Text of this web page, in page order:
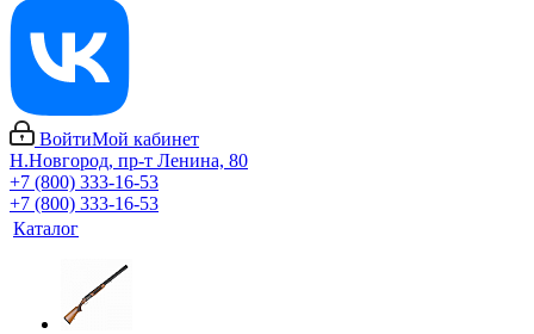
ВойтиМой кабинет
Н.Новгород, пр-т Ленина, 80
+7 (800) 333-16-53
+7 (800) 333-16-53
Каталог